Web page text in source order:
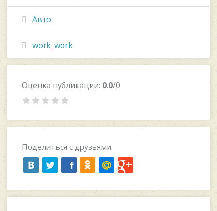
Авто
work_work
Оценка публикации: 0.0/0
Поделиться с друзьями: